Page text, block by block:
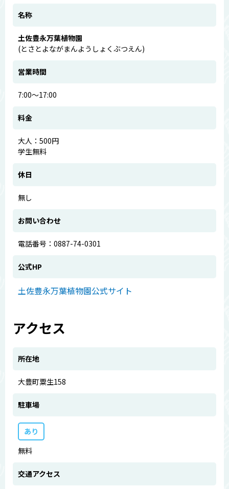
名称
土佐豊永万葉植物園
(とさとよながまんようしょくぶつえん)
営業時間
7:00～17:00
料金
大人：500円
学生無料
休日
無し
お問い合わせ
電話番号：0887-74-0301
公式HP
土佐豊永万葉植物園公式サイト
アクセス
所在地
大豊町粟生158
駐車場
あり
無料
交通アクセス